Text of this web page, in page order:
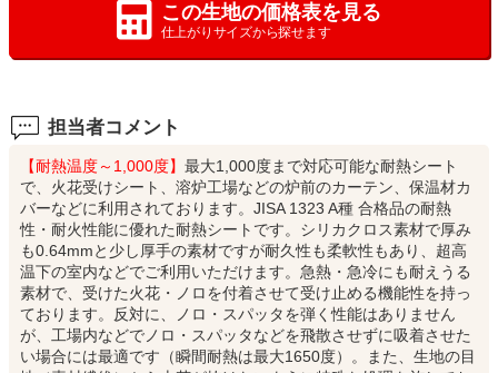
この生地の価格表を見る
仕上がりサイズから探せます
担当者コメント
【耐熱温度～1,000度】 最大1,000度まで対応可能な耐熱シート
で、火花受けシート、溶炉工場などの炉前のカーテン、保温材カ
バーなどに利用されております。JISA 1323 A種 合格品の耐熱
性・耐火性能に優れた耐熱シートです。シリカクロス素材で厚み
も0.64mmと少し厚手の素材ですが耐久性も柔軟性もあり、超高
温下の室内などでご利用いただけます。急熱・急冷にも耐えうる
素材で、受けた火花・ノロを付着させて受け止める機能性を持っ
ております。反対に、ノロ・スパッタを弾く性能はありません
が、工場内などでノロ・スパッタなどを飛散させずに吸着させた
い場合には最適です（瞬間耐熱は最大1650度）。また、生地の目